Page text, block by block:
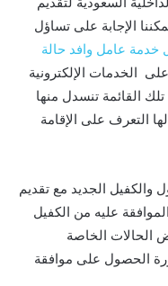
الإجابة على تساؤل
خدمة عامل وافد حالة
الخدمات الإلكترونية
القائمة تنسدل منها
التعرف على الإقامة
والكفيل الجديد مع تقديم
عليه من الكفيل
الحالات الخاصة
الحصول على موافقة